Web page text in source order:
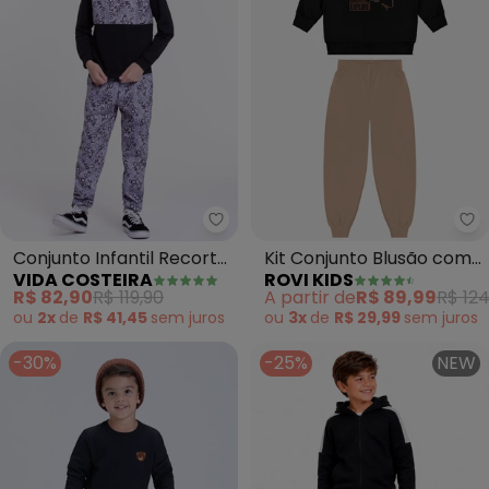
Vida Costeira - Conjunto
Conjunto Infantil Recorte
Letrinhas (Preto)
VIDA COSTEIRA
R$ 82,90R$ 119,90
ou 2x de R$ 41,45 sem juros
Kit Conjunto Blusão com
Calça (Preto)
ROVI KIDS
A partir deR$ 89,99R$
ou 3x de R$ 29,99 sem juros
-30% -25% NEW